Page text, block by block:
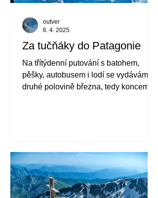
Za tučňáky do Patagonie
Na třítýdenní putování s batohem,
pěšky, autobusem i lodí se vydáváme v
druhé polovině března, tedy koncem
outver
6. 4. 2025